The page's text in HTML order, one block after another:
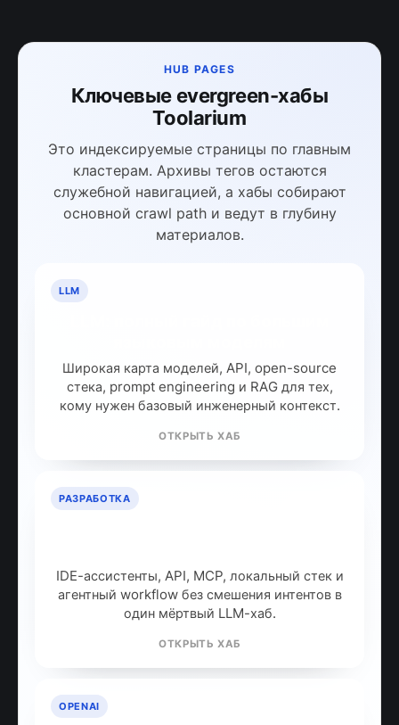
HUB PAGES
Ключевые evergreen-хабы
Toolarium
Это индексируемые страницы по главным
кластерам. Архивы тегов остаются
служебной навигацией, а хабы собирают
основной crawl path и ведут в глубину
материалов.
LLM
Широкая карта моделей, API, open-source
стека, prompt engineering и RAG для тех,
кому нужен базовый инженерный контекст.
ОТКРЫТЬ ХАБ
РАЗРАБОТКА
IDE-ассистенты, API, MCP, локальный стек и
агентный workflow без смешения интентов в
один мёртвый LLM-хаб.
ОТКРЫТЬ ХАБ
OPENAI